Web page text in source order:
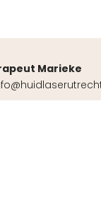
Marieke